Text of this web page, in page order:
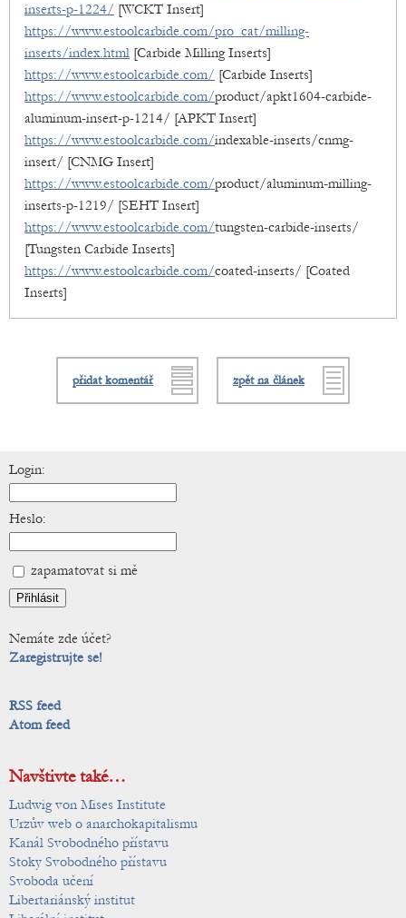
inserts-p-1224/ [WCKT Insert]
https://www.estoolcarbide.com/pro_cat/milling-
inserts/index.html [Carbide Milling Inserts]
https://www.estoolcarbide.com/ [Carbide Inserts]
https://www.estoolcarbide.com/product/apkt1604-carbide-
aluminum-insert-p-1214/ [APKT Insert]
https://www.estoolcarbide.com/indexable-inserts/cnmg-
insert/ [CNMG Insert]
https://www.estoolcarbide.com/product/aluminum-milling-
inserts-p-1219/ [SEHT Insert]
https://www.estoolcarbide.com/tungsten-carbide-inserts/
[Tungsten Carbide Inserts]
https://www.estoolcarbide.com/coated-inserts/ [Coated
Inserts]
přidat komentář zpět na článek
Login:
Heslo:
zapamatovat si mě
Nemáte zde účet?
Zaregistrujte se!
RSS feed
Atom feed
Navštivte také…
Ludwig von Mises Institute
Urzův web o anarchokapitalismu
Kanál Svobodného přístavu
Stoky Svobodného přístavu
Svoboda učení
Libertariánský institut